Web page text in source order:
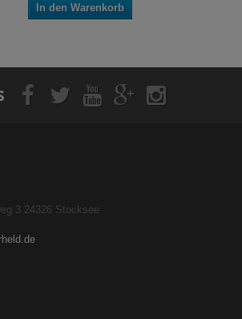
In den Warenkorb
3 24326 Stocksee